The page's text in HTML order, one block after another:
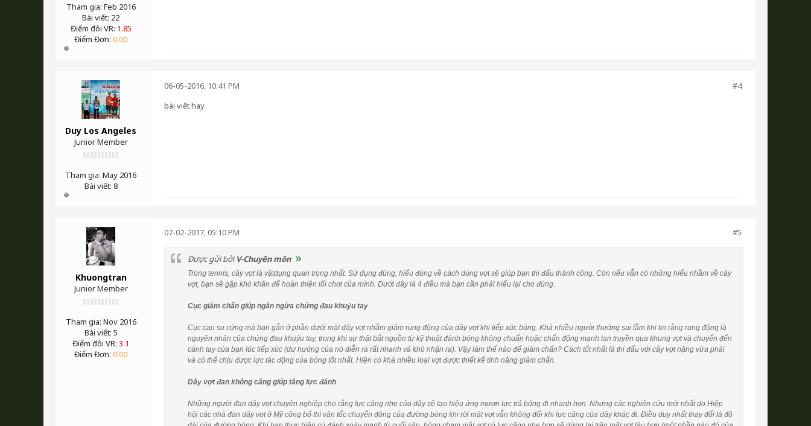
Tham gia: Feb 2016
Bài viết: 22
Điểm đôi VR: 1.85
Điểm Đơn: 0.00
Duy Los Angeles
Junior Member
Tham gia: May 2016
Bài viết: 8
#4
06-05-2016, 10:41 PM
bài viết hay
Khuongtran
Junior Member
Tham gia: Nov 2016
Bài viết: 5
Điểm đôi VR: 3.1
Điểm Đơn: 0.00
#5
07-02-2017, 05:10 PM
Được gửi bởiV-Chuyên môn
Trong tennis, cây vợt là vậtdụng quan trọng nhất. Sử dụng đúng, hiểu đúng về cách dùng vợt sẽ giúp bạn thi đấu thành công. Còn nếu vẫn có những hiểu nhầm về cây
vợt, bạn sẽ gặp khó khăn để hoàn thiện lối chơi của mình. Dưới đây là 4 điều mà bạn cần phải hiểu lại cho đúng.
Cục giảm chấn giúp ngăn ngừa chứng đau khuỷu tay
Cục cao su cứng mà bạn gắn ở phần dưới mặt dây vợt nhằm giảm rung động của dây vợt khi tiếp xúc bóng. Khá nhiều người thường sai lầm khi tin rằng rung động là
nguyên nhân của chứng đau khuỷu tay, trong khi sự thật bắt nguồn từ kỹ thuật đánh bóng không chuẩn hoặc chấn động mạnh lan truyền qua khung vợt và chuyển đến
cánh tay của bạn lúc tiếp xúc (dư hưởng của nó diễn ra rất nhanh và khó nhận ra). Vậy làm thế nào để giảm chấn? Cách tốt nhất là thi đấu với cây vợt nặng vừa phải
và có thể chịu được lực tác động của bóng tốt nhất. Hiện có khá nhiều loại vợt được thiết kế tính năng giảm chấn.
Dây vợt đan không căng giúp tăng lực đánh
Những người đan dây vợt chuyên nghiệp cho rằng lực căng nhẹ của dây sẽ tạo hiệu ứng mượn lực trả bóng đi nhanh hơn. Nhưng các nghiên cứu mới nhất do Hiệp
hội các nhà đan dây vợt ở Mỹ công bố thì vận tốc chuyển động của đường bóng khi rời mặt vợt vẫn không đổi khi lực căng của dây khác đi. Điều duy nhất thay đổi là độ